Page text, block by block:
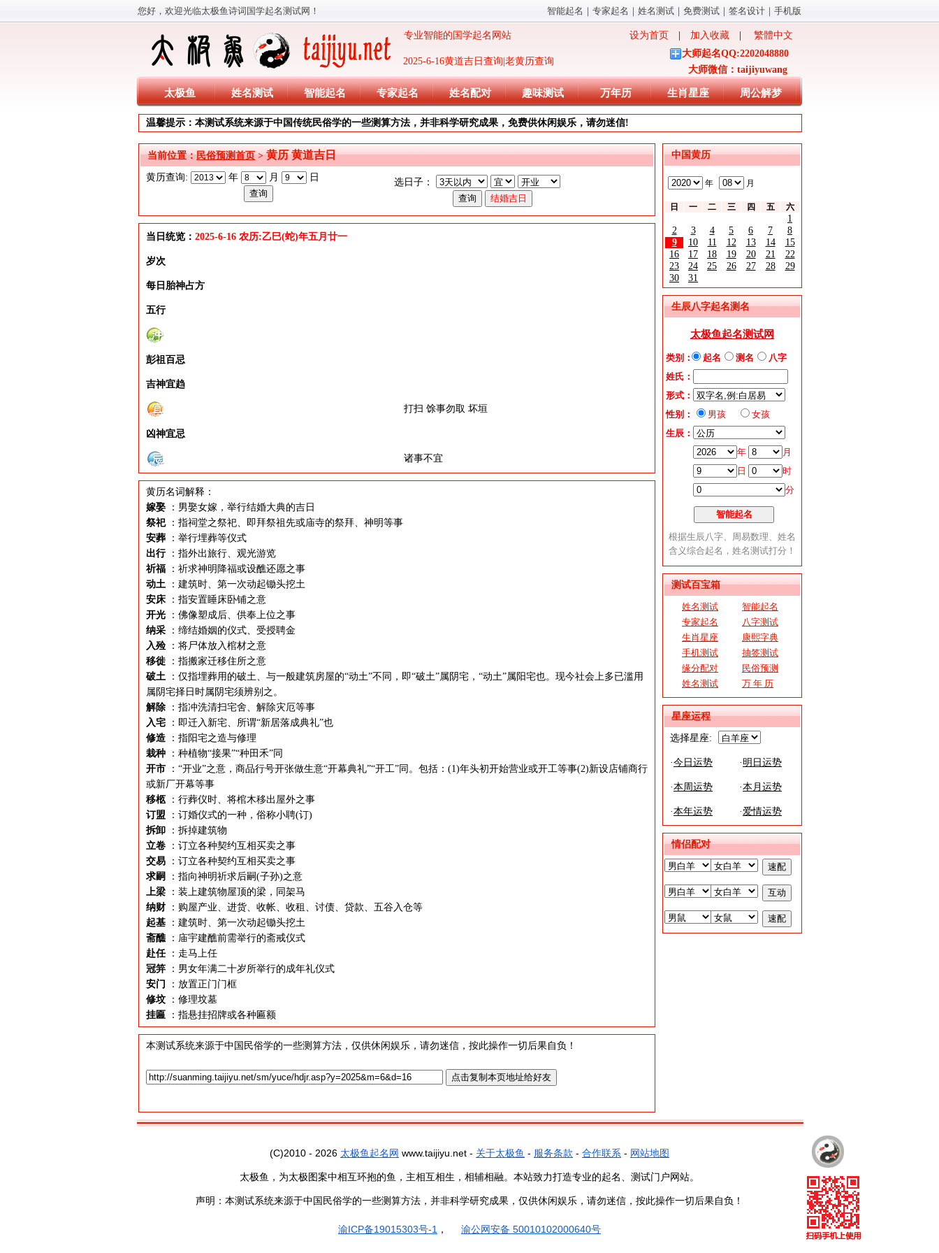
智能起名 ｜ 专家起名 ｜ 姓名测试 ｜ 免费测试 ｜ 签名设计 ｜ 手机版
您好，欢迎光临太极鱼诗词国学起名测试网！
2025-6-16黄道吉日查询|老黄历查询
专业智能的国学起名网站 设为首页 加入收藏
繁體中文
大师起名QQ:2202048880
大师微信：taijiyuwang
太极鱼 姓名测试 智能起名 专家起名 姓名配对 趣味测试 万年历 生肖星座 周公解梦
温馨提示：本测试系统来源于中国传统民俗学的一些测算方法，并非科学研究成果，免费供休闲娱乐，请勿迷信!
中国黄历
年 月
日 一 二 三 四 五 六
1
2
3 4 5 6 7
8
9
10 11 12 13 14
15
16
17 18 19 20 21
22
23
24 25 26 27 28
29
30
31
生辰八字起名测名
测试百宝箱
姓名测试
智能起名
专家起名
八字测试
生肖星座
康熙字典
手机测试
抽签测试
缘分配对
民俗预测
姓名测试
万 年 历
星座运程
选择星座:
·今日运势 · 明日运势
·本周运势 ·本月运势
·本年运势 ·爱情运势
情侣配对
当前位置：民俗预测首页>黄历 黄道吉日
黄历查询: 年 月 日 选日子：
当日统览： 2025-6-16 农历:乙巳(蛇)年五月廿一
岁次
每日胎神占方
五行
彭祖百忌
吉神宜趋
打扫 馀事勿取 坏垣
凶神宜忌
诸事不宜
黄历名词解释：
嫁娶
：男娶女嫁，举行结婚大典的吉日
祭祀 ：指祠堂之祭祀、即拜祭祖先或庙寺的祭拜、神明等事
安葬
：举行埋葬等仪式
出行 ：指外出旅行、观光游览
祈福
：祈求神明降福或设醮还愿之事
动土
：建筑时、第一次动起锄头挖土
安床
：指安置睡床卧铺之意
开光
：佛像塑成后、供奉上位之事
纳采
：缔结婚姻的仪式、受授聘金
入殓
：将尸体放入棺材之意
移徙
：指搬家迁移住所之意
破土
：仅指埋葬用的破土、与一般建筑房屋的“动土”不同，即“破土”属阴宅，“动土”属阳宅也。现今社会上多已滥用
属阴宅择日时属阴宅须辨别之。
解除
：指冲洗清扫宅舍、解除灾厄等事
入宅
：即迁入新宅、所谓“新居落成典礼”也
修造
：指阳宅之造与修理
栽种
：种植物“接果”“种田禾”同
开市
：“开业”之意，商品行号开张做生意“开幕典礼”“开工”同。包括：(1)年头初开始营业或开工等事(2)新设店铺商行
或新厂开幕等事
移柩
：行葬仪时、将棺木移出屋外之事
订盟
：订婚仪式的一种，俗称小聘(订)
拆卸
：拆掉建筑物
立卷
：订立各种契约互相买卖之事
交易
：订立各种契约互相买卖之事
求嗣
：指向神明祈求后嗣(子孙)之意
上梁
：装上建筑物屋顶的梁，同架马
纳财
：购屋产业、进货、收帐、收租、讨债、贷款、五谷入仓等
起基
：建筑时、第一次动起锄头挖土
斋醮 ：庙宇建醮前需举行的斋戒仪式
赴任 ：走马上任
冠笄
：男女年满二十岁所举行的成年礼仪式
安门
：放置正门门框
修坟
：修理坟墓
挂匾
：指悬挂招牌或各种匾额
本测试系统来源于中国民俗学的一些测算方法，仅供休闲娱乐，请勿迷信，按此操作一切后果自负！
(C)2010 - 2026 太极鱼起名网 www.taijiyu.net - 关于太极鱼 - 服务条款 - 合作联系 - 网站地图
太极鱼，为太极图案中相互环抱的鱼，主相互相生，相辅相融。本站致力打造专业的起名、测试门户网站。
声明：本测试系统来源于中国民俗学的一些测算方法，并非科学研究成果，仅供休闲娱乐，请勿迷信，按此操作一切后果自负！
渝ICP备19015303号-1 ， 渝公网安备 50010102000640号